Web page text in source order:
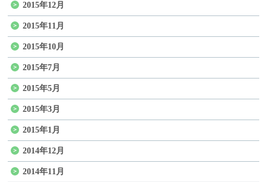
2015年12月
2015年11月
2015年10月
2015年7月
2015年5月
2015年3月
2015年1月
2014年12月
2014年11月